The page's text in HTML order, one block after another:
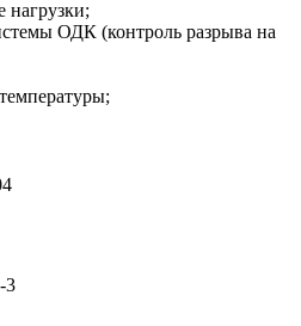
нагрузки;
ОДК (контроль разрыва на
3